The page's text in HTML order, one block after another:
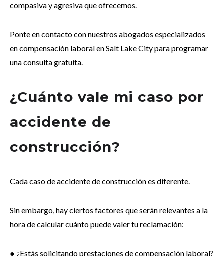
compasiva y agresiva que ofrecemos.
Ponte en contacto con nuestros abogados especializados
en compensación laboral en Salt Lake City para programar
una consulta gratuita.
¿Cuánto vale mi caso por
accidente de
construcción?
Cada caso de accidente de construcción es diferente.
Sin embargo, hay ciertos factores que serán relevantes a la
hora de calcular cuánto puede valer tu reclamación:
● ¿Estás solicitando prestaciones de compensación laboral?